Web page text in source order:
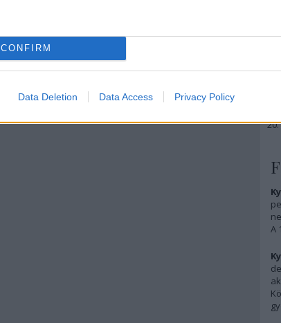
CONFIRM
Data Deletion Data Access Privacy Policy
A